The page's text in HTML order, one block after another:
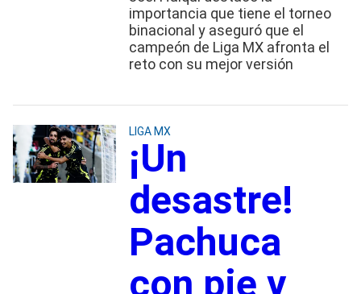
importancia que tiene el torneo
binacional y aseguró que el
campeón de Liga MX afronta el
reto con su mejor versión
LIGA MX
¡Un
desastre!
Pachuca
con pie y